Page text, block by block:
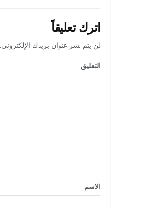
اترك تعليقاً
لن يتم نشر عنوان بريدك الإلكتروني.
التعليق
الاسم